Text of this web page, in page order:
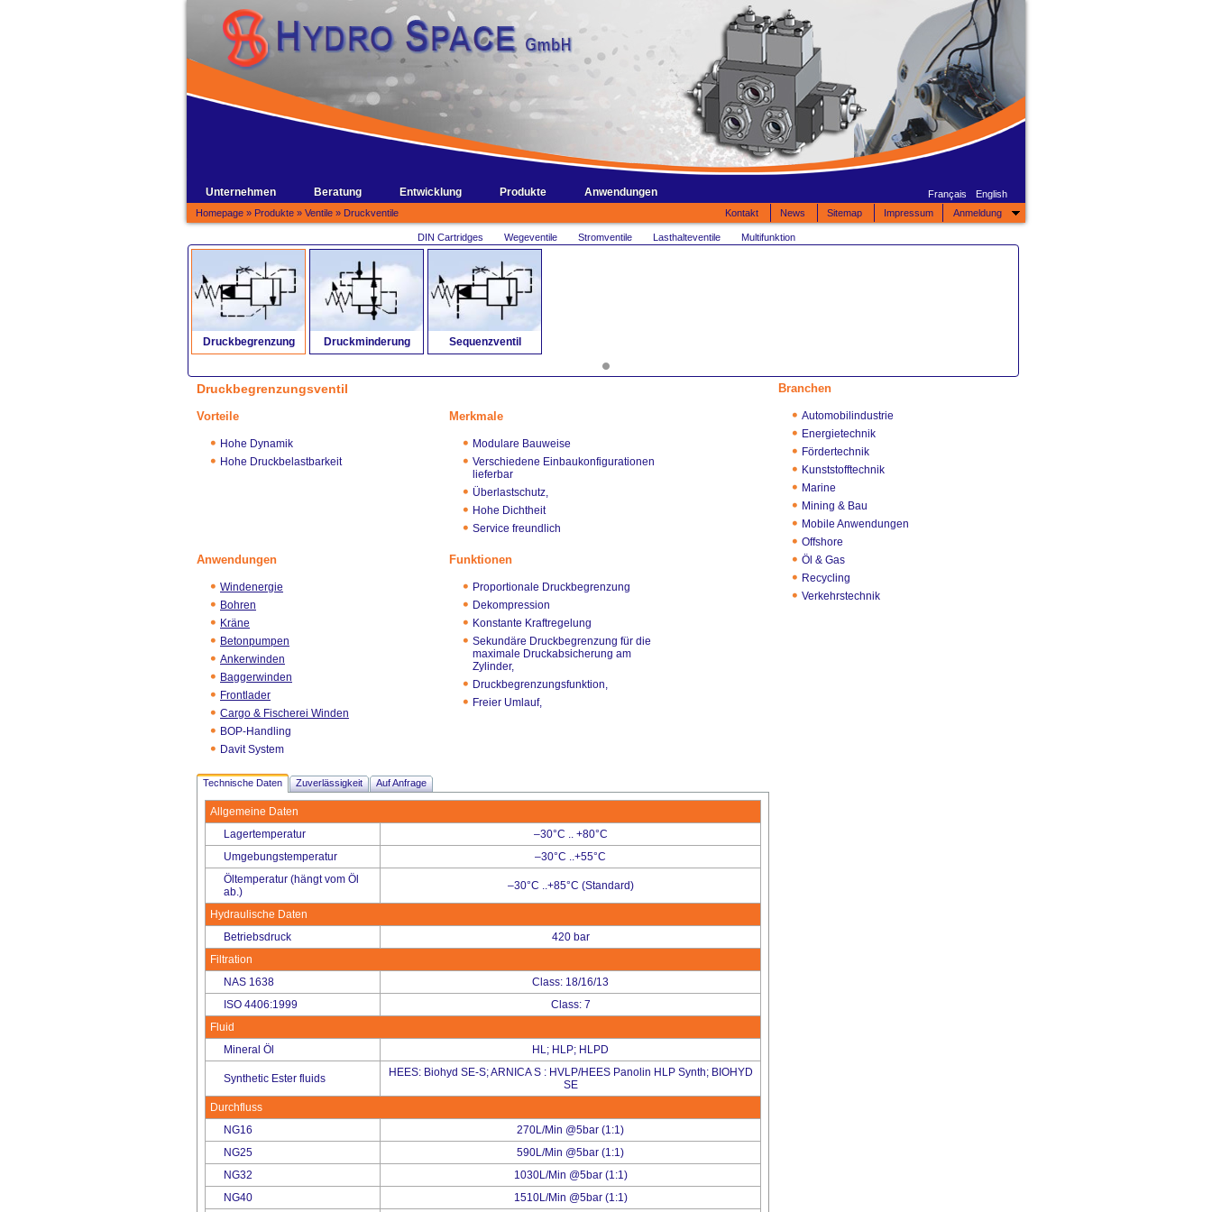
Unternehmen Beratung Entwicklung Produkte Anwendungen English
Français
Homepage » Produkte » Ventile » Druckventile Anmeldung
Kontakt News Sitemap Impressum
DIN Cartridges Wegeventile Stromventile Lasthalteventile Multifunktion
Druckbegrenzung Druckminderung Sequenzventil
Druckbegrenzungsventil
Vorteile
Hohe Dynamik
Hohe Druckbelastbarkeit
Merkmale
Modulare Bauweise
Verschiedene Einbaukonfigurationen
lieferbar
Überlastschutz,
Hohe Dichtheit
Service freundlich
Anwendungen
Windenergie
Bohren
Kräne
Betonpumpen
Ankerwinden
Baggerwinden
Frontlader
Cargo & Fischerei Winden
BOP-Handling
Davit System
Funktionen
Proportionale Druckbegrenzung
Dekompression
Konstante Kraftregelung
Sekundäre Druckbegrenzung für die
maximale Druckabsicherung am
Zylinder,
Druckbegrenzungsfunktion,
Freier Umlauf,
Technische Daten Zuverlässigkeit Auf Anfrage
Allgemeine Daten
Lagertemperatur
–30°C .. +80°C
Umgebungstemperatur
–30°C ..+55°C
Öltemperatur (hängt vom Öl
ab.)
–30°C ..+85°C (Standard)
Hydraulische Daten
Betriebsdruck
420 bar
Filtration
NAS 1638
Class: 18/16/13
ISO 4406:1999
Class: 7
Fluid
Mineral Öl
HL; HLP; HLPD
Synthetic Ester fluids
HEES: Biohyd SE-S; ARNICA S : HVLP/HEES Panolin HLP Synth; BIOHYD
SE
Durchfluss
NG16
270L/Min @5bar (1:1)
NG25
590L/Min @5bar (1:1)
NG32
1030L/Min @5bar (1:1)
NG40
1510L/Min @5bar (1:1)
Branchen
Automobilindustrie
Energietechnik
Fördertechnik
Kunststofftechnik
Marine
Mining & Bau
Mobile Anwendungen
Offshore
Öl & Gas
Recycling
Verkehrstechnik